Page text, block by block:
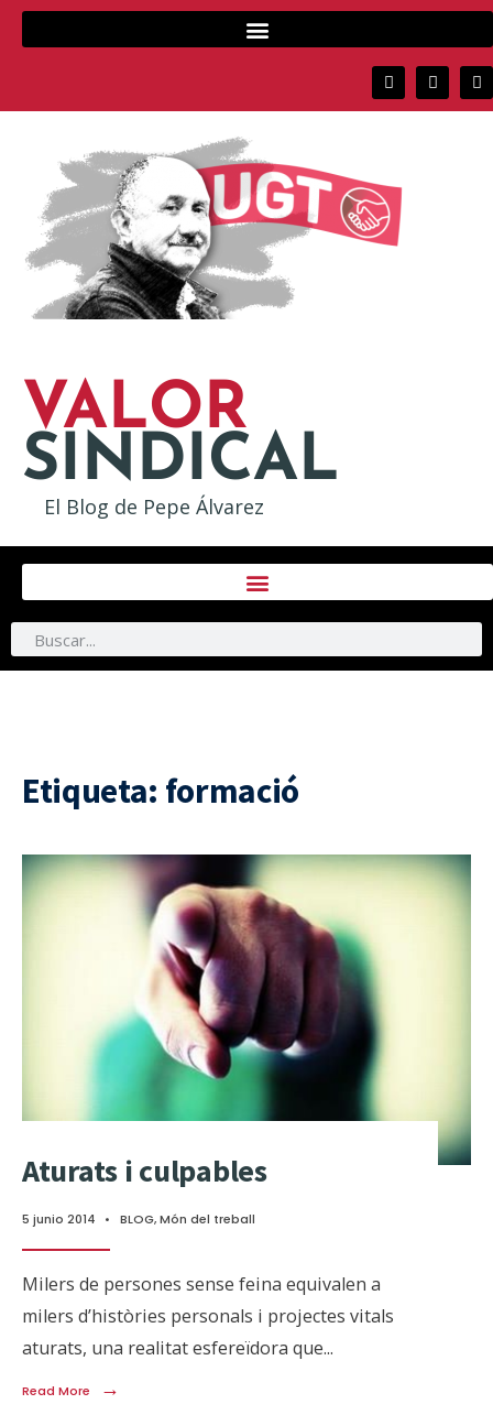
VALOR
SINDICAL
El Blog de Pepe Álvarez
Etiqueta: formació
Aturats i culpables
5 junio 2014 • BLOG,Món del treball
Milers de persones sense feina equivalen a
milers d’històries personals i projectes vitals
aturats, una realitat esfereïdora que...
Read More →